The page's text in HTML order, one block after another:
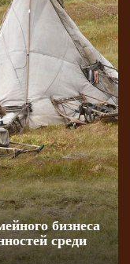
бизнеса
среди